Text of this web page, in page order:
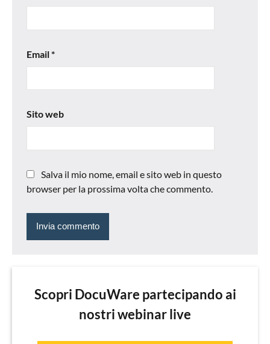
Email*
Sito web
Salva il mio nome, email e sito web in questo
browser per la prossima volta che commento.
Scopri DocuWare partecipando ai
nostri webinar live